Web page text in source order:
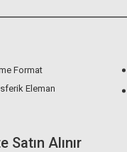
Format
Eleman
Satın Alınır